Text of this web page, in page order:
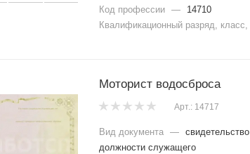
Код профессии —
14710
Квалификационный разряд, класс,
Моторист водосброса
Арт.: 14717
Вид документа —
должности служащего